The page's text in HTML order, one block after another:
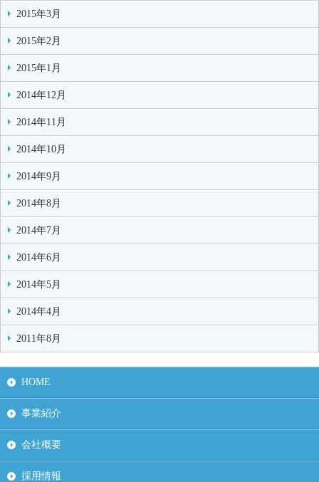
2015年3月
2015年2月
2015年1月
2014年12月
2014年11月
2014年10月
2014年9月
2014年8月
2014年7月
2014年6月
2014年5月
2014年4月
2011年8月
HOME
事業紹介
会社概要
採用情報